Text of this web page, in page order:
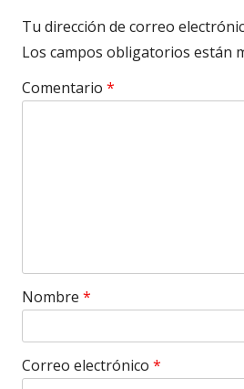
Tu dirección de correo
Los campos obligatorios están
Comentario *
Nombre *
Correo electrónico *